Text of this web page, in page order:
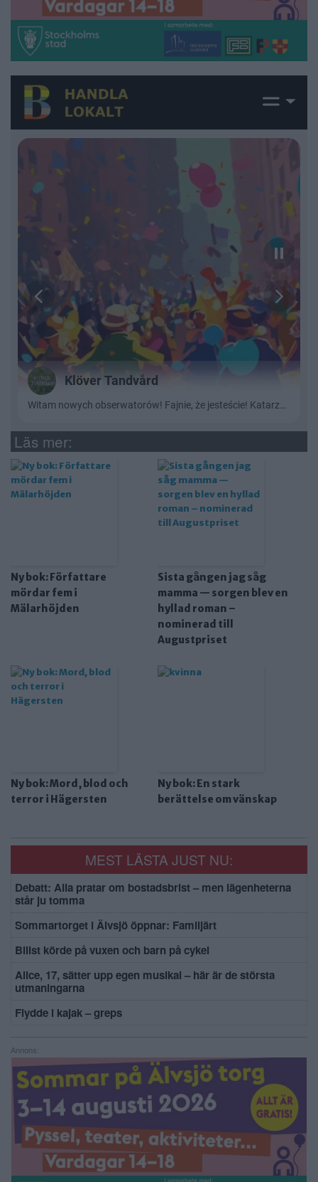
Läs mer:
Ny bok: Författare
mördar fem i
Mälarhöjden
Sista gången jag såg
mamma — sorgen blev en
hyllad roman –
nominerad till
Augustpriset
Ny bok: Mord, blod och
terror i Hägersten
Ny bok: En stark
berättelse om vänskap
MEST LÄSTA JUST NU:
Debatt: Alla pratar om bostadsbrist – men lägenheterna
står ju tomma
Sommartorget i Älvsjö öppnar: Familjärt
Bilist körde på vuxen och barn på cykel
Alice, 17, sätter upp egen musikal – här är de största
utmaningarna
Flydde i kajak – greps
Annons: